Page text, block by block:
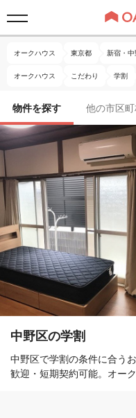
オークハウス 東京都 新宿・
オークハウス こだわり 学割
物件を探す 他の市区
中野区の学割
中野区で学割の条件に合う
歓迎・短期契約可能。オー